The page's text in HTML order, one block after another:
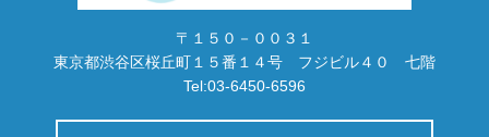
〒１５０－００３１
東京都渋谷区桜丘町１５番１４号 フジビル４０ 七階
Tel:03-6450-6596